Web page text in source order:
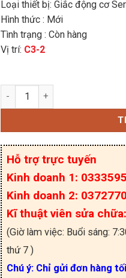
Loại thiết bị: Giắc động cơ
Hình thức : Mới
Tình trạng : Còn hàng
Vị trí: C3-2
Giắc dây nguồn động
Hỗ trợ trực tuyến
Kinh doanh 1:
Kinh doanh 2:
Kĩ thuật viên sửa
(Giờ làm việc: Buổi sáng:
thứ 7 )
Chú ý: Chỉ gửi đơn hàng